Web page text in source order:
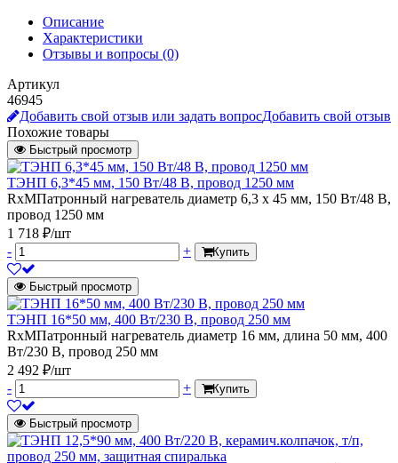
Описание
Характеристики
Отзывы и вопросы (0)
Артикул
46945
Добавить свой отзыв или задать вопросДобавить свой отзыв
Похожие товары
Быстрый просмотр
ТЭНП 6,3*45 мм, 150 Вт/48 В, провод 1250 мм
RxMПатронный нагреватель диаметр 6,3 х 45 мм, 150 Вт/48 В,
провод 1250 мм
1 718 ₽/шт
-
+ Купить
Быстрый просмотр
ТЭНП 16*50 мм, 400 Вт/230 В, провод 250 мм
RxMПатронный нагреватель диаметр 16 мм, длина 50 мм, 400
Вт/230 В, провод 250 мм
2 492 ₽/шт
-
+ Купить
Быстрый просмотр